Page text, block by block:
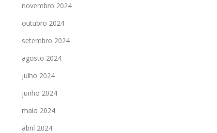
novembro 2024
outubro 2024
setembro 2024
agosto 2024
julho 2024
junho 2024
maio 2024
abril 2024